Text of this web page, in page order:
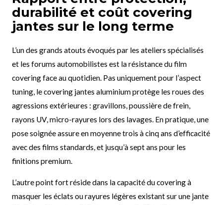
durabilité et coût covering
jantes sur le long terme
L’un des grands atouts évoqués par les ateliers spécialisés
et les forums automobilistes est la résistance du film
covering face au quotidien. Pas uniquement pour l’aspect
tuning, le covering jantes aluminium protège les roues des
agressions extérieures : gravillons, poussière de frein,
rayons UV, micro-rayures lors des lavages. En pratique, une
pose soignée assure en moyenne trois à cinq ans d’efficacité
avec des films standards, et jusqu’à sept ans pour les
finitions premium.
L’autre point fort réside dans la capacité du covering à
masquer les éclats ou rayures légères existant sur une jante